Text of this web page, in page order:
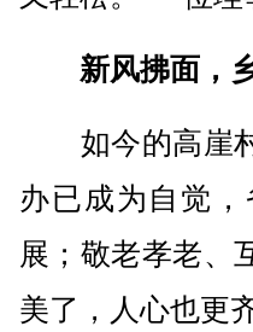
新风拂面，
如今的高崖村
办已成为自觉
展；敬老孝老、
美了，人心也更